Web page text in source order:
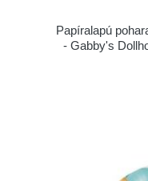
Papíralapú
- Gabby's